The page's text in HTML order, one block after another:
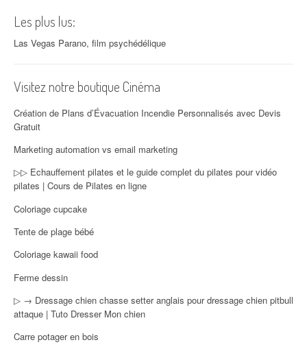
Les plus lus:
Las Vegas Parano, film psychédélique
Visitez notre boutique Cinéma
Création de Plans d’Évacuation Incendie Personnalisés avec Devis
Gratuit
Marketing automation vs email marketing
▷▷ Echauffement pilates et le guide complet du pilates pour vidéo
pilates | Cours de Pilates en ligne
Coloriage cupcake
Tente de plage bébé
Coloriage kawaii food
Ferme dessin
▷ → Dressage chien chasse setter anglais pour dressage chien pitbull
attaque | Tuto Dresser Mon chien
Carre potager en bois